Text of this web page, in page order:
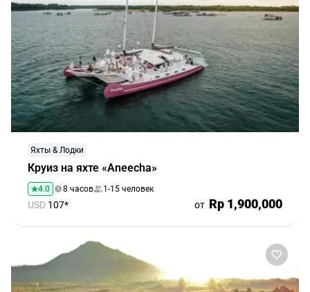
Круиз на яхте «Aneecha»
Яхты & Лодки
4.0 8 часов 1-15 человек
USD 107* от Rp 1,900,000